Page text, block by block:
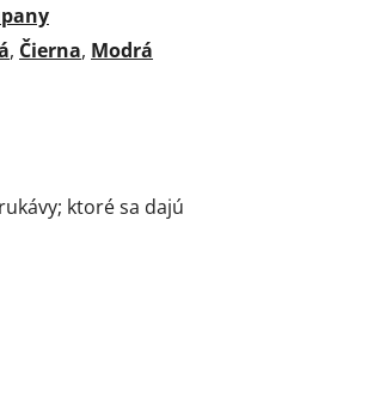
, Čierna, Modrá
ktoré sa dajú